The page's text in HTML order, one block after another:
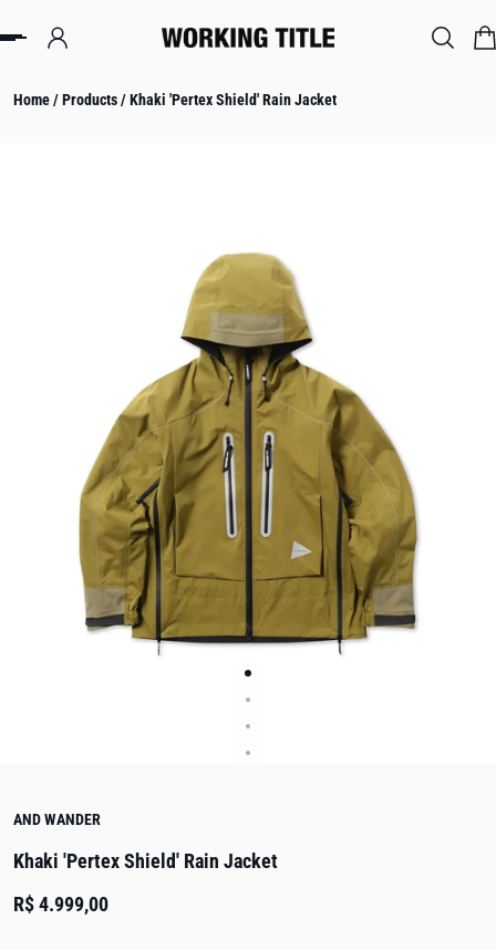
TO CONTENT
Home/Products/Khaki 'Pertex Shield' Rain Jacket
AND WANDER
Khaki 'Pertex Shield' Rain Jacket
R$ 4.999,00